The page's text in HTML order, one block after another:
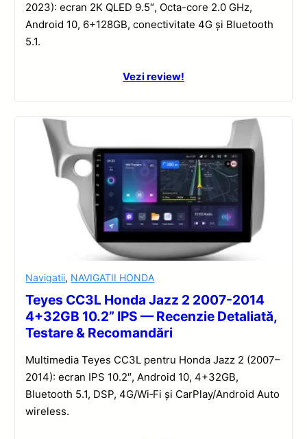
2023): ecran 2K QLED 9.5″, Octa-core 2.0 GHz,
Android 10, 6+128GB, conectivitate 4G și Bluetooth
5.1.
Vezi review!
Navigatii, NAVIGATII HONDA
Teyes CC3L Honda Jazz 2 2007-2014
4+32GB 10.2” IPS — Recenzie Detaliată,
Testare & Recomandări
Multimedia Teyes CC3L pentru Honda Jazz 2 (2007–
2014): ecran IPS 10.2″, Android 10, 4+32GB,
Bluetooth 5.1, DSP, 4G/Wi‑Fi și CarPlay/Android Auto
wireless.